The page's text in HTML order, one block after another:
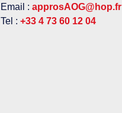
Email : approsAOG@hop.fr
Tel : +33 4 73 60 12 04